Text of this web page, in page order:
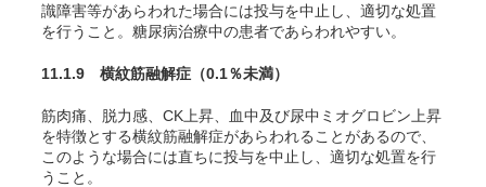
識障害等があらわれた場合には投与を中止し、適切な処置
を行うこと。糖尿病治療中の患者であらわれやすい。
11.1.9 横紋筋融解症 （0.1％未満）
筋肉痛、脱力感、CK上昇、血中及び尿中ミオグロビン上昇
を特徴とする横紋筋融解症があらわれることがあるので、
このような場合には直ちに投与を中止し、適切な処置を行
うこと。